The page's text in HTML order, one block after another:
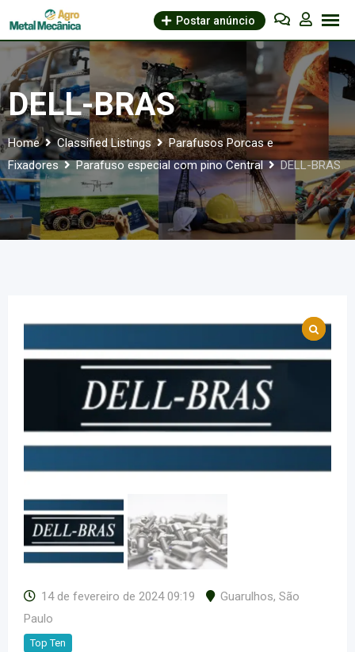
to
content
Postar anúncio
DELL-BRAS
Home Classified Listings
Parafusos Porcas e
Fixadores
Parafuso especial com pino Central DELL-BRAS
14 de fevereiro de 2024 09:19 Guarulhos, São
Paulo
Top Ten